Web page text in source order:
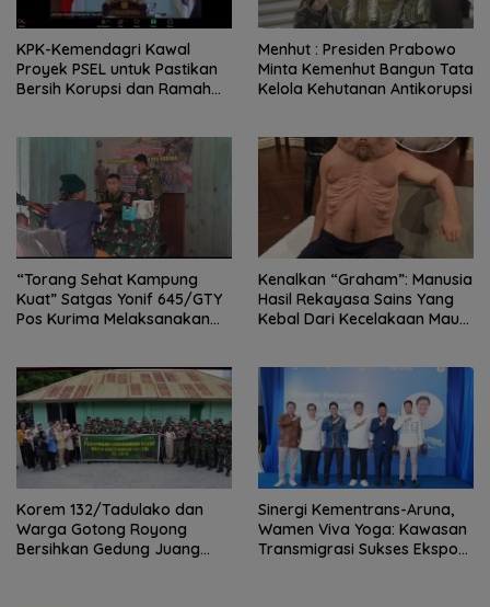
KPK-Kemendagri Kawal
Proyek PSEL untuk Pastikan
Bersih Korupsi dan Ramah
Menhut : Presiden Prabowo
Minta Kemenhut Bangun Tata
Kelola Kehutanan Antikorupsi
“Torang Sehat Kampung
Kuat” Satgas Yonif 645/GTY
Pos Kurima Melaksanakan
Kenalkan “Graham”: Manusia
Hasil Rekayasa Sains Yang
Kebal Dari Kecelakaan Maut
Korem 132/Tadulako dan
Warga Gotong Royong
Bersihkan Gedung Juang
Sinergi Kementrans-Aruna,
Wamen Viva Yoga: Kawasan
Transmigrasi Sukses Ekspor